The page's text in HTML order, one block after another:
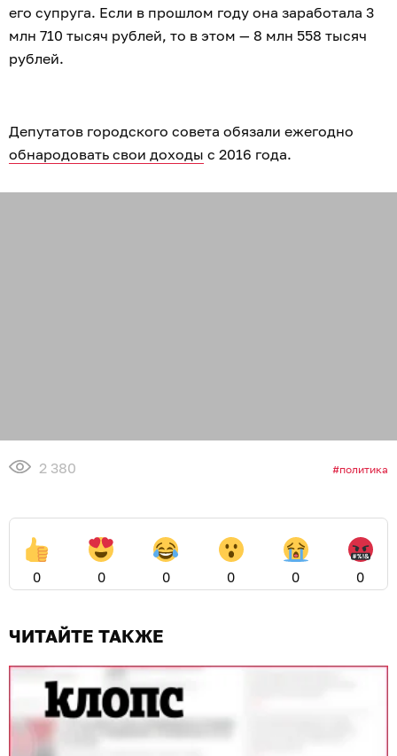
его супруга. Если в прошлом году она заработала 3
млн 710 тысяч рублей, то в этом — 8 млн 558 тысяч
рублей.
Депутатов городского совета обязали ежегодно
обнародовать свои доходы с 2016 года.
2 380 политика
0 0 0 0 0 0
ЧИТАЙТЕ ТАКЖЕ